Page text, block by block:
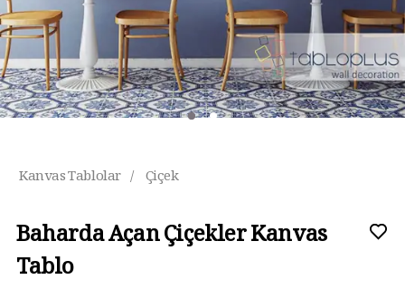
Kanvas Tablolar / Çiçek
Baharda Açan Çiçekler Kanvas
Tablo